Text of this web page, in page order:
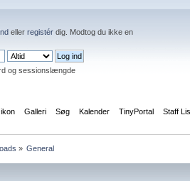
eller registér dig. Modtog du ikke en
og sessionslængde
Galleri Søg Kalender TinyPortal Staff
» General